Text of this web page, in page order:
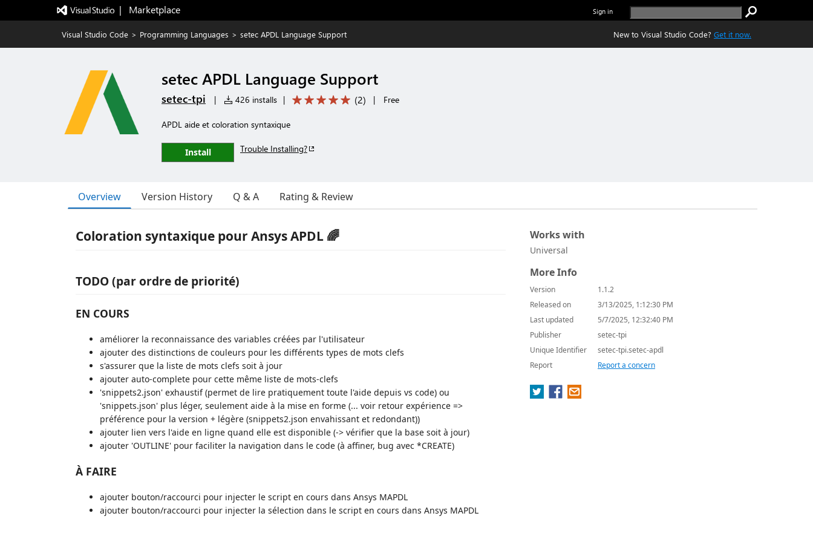
|   Marketplace Sign in
Visual Studio Code > Programming Languages > setec APDL Language Support New to Visual Studio Code? Get it now.
setec APDL Language Support
setec-tpi | 426 installs | (2) | Free
APDL aide et coloration syntaxique
Install Trouble Installing?
Overview Version History Q & A Rating & Review
Coloration syntaxique pour Ansys APDL 🌈
TODO (par ordre de priorité)
EN COURS
améliorer la reconnaissance des variables créées par l'utilisateur
ajouter des distinctions de couleurs pour les différents types de mots clefs
s'assurer que la liste de mots clefs soit à jour
ajouter auto-complete pour cette même liste de mots-clefs
'snippets2.json' exhaustif (permet de lire pratiquement toute l'aide depuis vs code) ou
'snippets.json' plus léger, seulement aide à la mise en forme (... voir retour expérience =>
préférence pour la version + légère (snippets2.json envahissant et redondant))
ajouter lien vers l'aide en ligne quand elle est disponible (-> vérifier que la base soit à jour)
ajouter 'OUTLINE' pour faciliter la navigation dans le code (à affiner, bug avec *CREATE)
À FAIRE
ajouter bouton/raccourci pour injecter le script en cours dans Ansys MAPDL
ajouter bouton/raccourci pour injecter la sélection dans le script en cours dans Ansys MAPDL
Works with
Universal
More Info
Version
1.1.2
Released on
3/13/2025, 1:12:30 PM
Last updated
5/7/2025, 12:32:40 PM
Publisher
setec-tpi
Unique Identifier
setec-tpi.setec-apdl
Report
Report a concern